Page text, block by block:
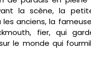
la scène, la
les anciens, la
fier, qui
le monde qui